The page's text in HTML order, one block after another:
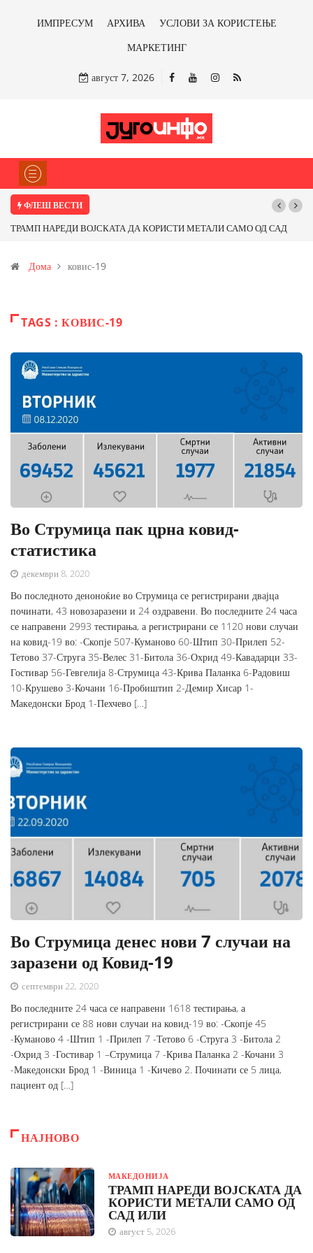
ИМПРЕСУМ АРХИВА
УСЛОВИ ЗА КОРИСТЕЊЕ
МАРКЕТИНГ
август 7, 2026
ФЛЕШ ВЕСТИ
ТРАМП НАРЕДИ ВОЈСКАТА ДА КОРИСТИ МЕТАЛИ САМО ОД САД
Иловица и со антимонот?
Дома ковис-19
TAGS : КОВИС-19
Во Струмица пак црна ковид-
статистика
декември 8, 2020
Во последното деноноќие во Струмица се регистрирани двајца
починати, 43 новозаразени и 24 оздравени. Во последните 24 часа
се направени 2993 тестирања, а регистрирани се 1120 нови случаи
на ковид-19 во: -Скопје 507-Куманово 60-Штип 30-Прилеп 52-
Тетово 37-Струга 35-Велес 31-Битола 36-Охрид 49-Кавадарци 33-
Гостивар 56-Гевгелија 8-Струмица 43-Крива Паланка 6-Радовиш
10-Крушево 3-Кочани 16-Пробиштип 2-Демир Хисар 1-
Македонски Брод 1-Пехчево […]
Во Струмица денес нови 7 случаи на
заразени од Ковид-19
септември 22, 2020
Во последните 24 часа се направени 1618 тестирања, а
регистрирани се 88 нови случаи на ковид-19 во: -Скопје 45
-Куманово 4 -Штип 1 -Прилеп 7 -Тетово 6 -Струга 3 -Битола 2
-Охрид 3 -Гостивар 1 –Струмица 7 -Крива Паланка 2 -Кочани 3
-Македонски Брод 1 -Виница 1 -Кичево 2. Починати се 5 лица,
пациент од […]
НАЈНОВО
МАКЕДОНИЈА
ТРАМП НАРЕДИ ВОЈСКАТА ДА
КОРИСТИ МЕТАЛИ САМО ОД
САД ИЛИ
август 5, 2026